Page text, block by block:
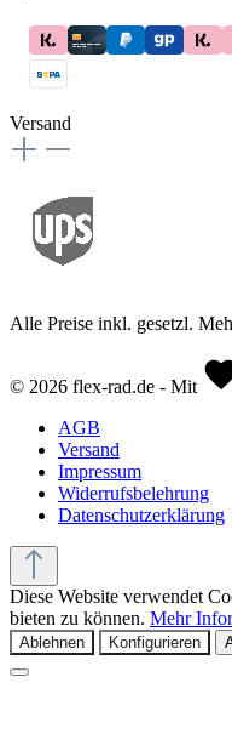
Versand
Alle Preise inkl. gesetzl.
© 2026 flex-rad.de - Mit
AGB
Versand
Impressum
Widerrufsbelehrung
Datenschutzerklärung
Diese Website verwendet
bieten zu können. Mehr
Ablehnen Konfigurieren